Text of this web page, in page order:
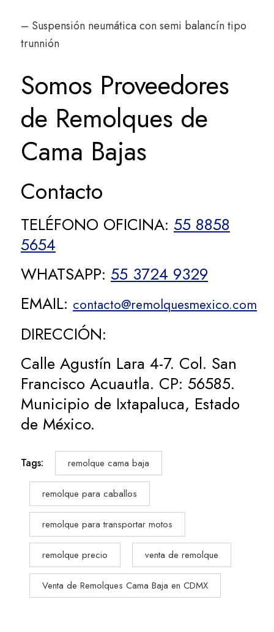
– Suspensión neumática con semi balancín tipo
trunnión
Somos Proveedores
de Remolques de
Cama Bajas
Contacto
TELÉFONO OFICINA: 55 8858
5654
WHATSAPP: 55 3724 9329
EMAIL: contacto@remolquesmexico.com
DIRECCIÓN:
Calle Agustín Lara 4-7. Col. San
Francisco Acuautla. CP: 56585.
Municipio de Ixtapaluca, Estado
de México.
Tags: remolque cama baja
remolque para caballos
remolque para transportar motos
remolque precio venta de remolque
Venta de Remolques Cama Baja en CDMX